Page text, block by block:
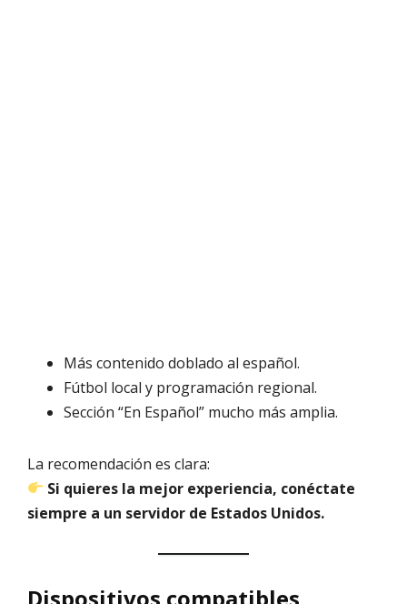
Más contenido doblado al español.
Fútbol local y programación regional.
Sección “En Español” mucho más amplia.
La recomendación es clara:
Si quieres la mejor experiencia, conéctate
siempre a un servidor de Estados Unidos.
Dispositivos compatibles